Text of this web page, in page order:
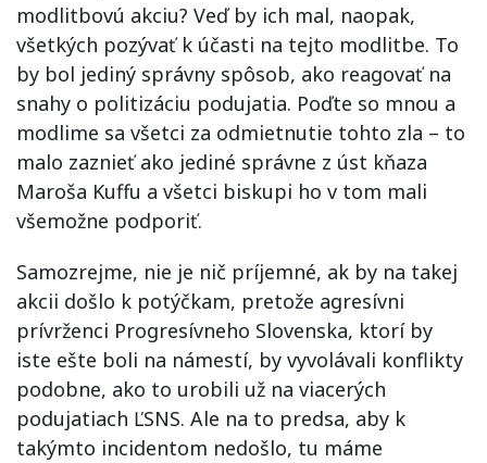
modlitbovú akciu? Veď by ich mal, naopak,
všetkých pozývať k účasti na tejto modlitbe. To
by bol jediný správny spôsob, ako reagovať na
snahy o politizáciu podujatia. Poďte so mnou a
modlime sa všetci za odmietnutie tohto zla – to
malo zaznieť ako jediné správne z úst kňaza
Maroša Kuffu a všetci biskupi ho v tom mali
všemožne podporiť.
Samozrejme, nie je nič príjemné, ak by na takej
akcii došlo k potýčkam, pretože agresívni
prívrženci Progresívneho Slovenska, ktorí by
iste ešte boli na námestí, by vyvolávali konflikty
podobne, ako to urobili už na viacerých
podujatiach ĽSNS. Ale na to predsa, aby k
takýmto incidentom nedošlo, tu máme